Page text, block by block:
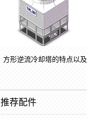
方形逆流冷却塔的特点以及
推荐配件